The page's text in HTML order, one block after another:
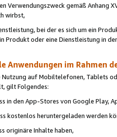
Verwendungszweck gemäß Anhang
wirbst,
bei der es sich um ein
Produkt oder eine Dienstleistung in
Anwendungen im Rahmen
Nutzung auf Mobiltelefonen, Tablets
gilt Folgendes:
in den App-Stores von Google Play,
kostenlos heruntergeladen werden
originäre Inhalte haben,